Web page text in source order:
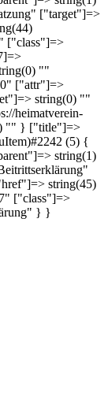
["target"]=>
["class"]=>
""
["attr"]=>
string(0) ""
heimatverein-
"" } ["title"]=>
(5) {
string(1)
string(45)
["class"]=>
} }